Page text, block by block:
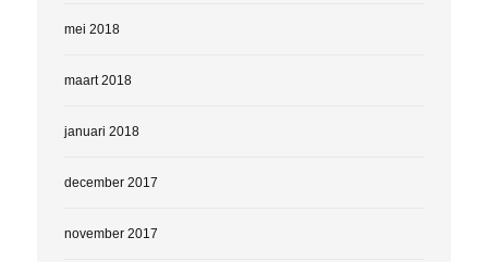
mei 2018
maart 2018
januari 2018
december 2017
november 2017